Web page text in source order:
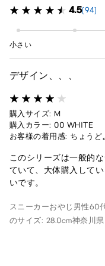
4.5(94)
小さい
デザイン、、、
購入サイズ: M
購入カラー: 00 WHITE
お客様の着用感: ちょうど
このシリーズは一般的
ていて、大体購入して
いです。
スニーカーおやじ 男性60
のサイズ: 28.0cm神奈川県